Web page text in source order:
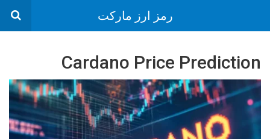
رمز ارز مارکت
Cardano Price Prediction